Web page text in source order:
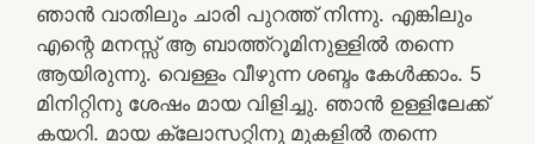
ഞാൻ വാതിലും ചാരി പുറത്ത് നിന്നു. എങ്കിലും
എന്റെ മനസ്സ് ആ ബാത്ത്റൂമിനുള്ളിൽ തന്നെ
ആയിരുന്നു. വെള്ളം വീഴുന്ന ശബ്ദം കേൾക്കാം. 5
മിനിറ്റിനു ശേഷം മായ വിളിച്ചു. ഞാൻ ഉള്ളിലേക്ക്
കയറി. മായ ക്ലോസറ്റിനു മുകളിൽ തന്നെ